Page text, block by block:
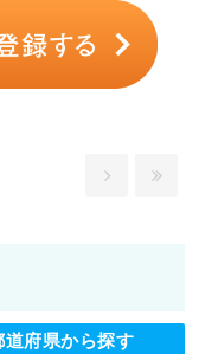
府県から探す